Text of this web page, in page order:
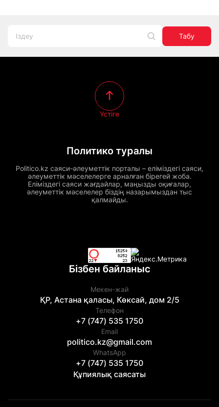
Табу
Политико туралы
Politico.kz саяси-әлеуметтік порталы – еліміздегі саяси,
әлеуметтік мәселелерге арналған бірегей жоба.
Еліміздегі саяси жағдайлар, маңызды оқиғалар,
әлеуметтік мәселелер біздің назарымыздан тыс
қалмайды.
Үстіге
Бізбен байланыс
Мекен-жай
ҚР, Астана қаласы, Көксай, дом 2/5
Телефон
+7 (747) 535 1750
Email
politico.kz@gmail.com
WhatsApp
+7 (747) 535 1750
Құпиялық саясаты